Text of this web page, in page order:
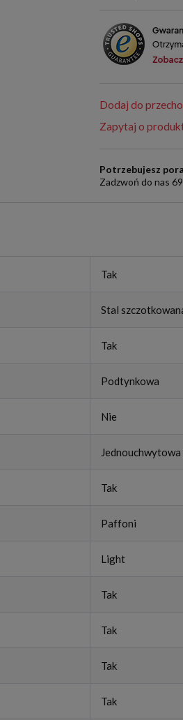
Dodaj do
Zapytaj o
Potrzebujesz
Zadzwoń do nas
Tak
Stal
Tak
Podtynkowa
Nie
Jednouchwytowa
Tak
Paffoni
Light
Tak
Tak
Tak
Tak